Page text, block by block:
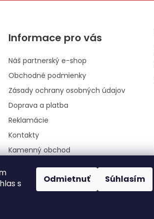
s
Odmietnuť Súhlasím
Informace pro vás
Náš partnerský e-shop
Obchodné podmienky
Zásady ochrany osobných údajov
Doprava a platba
Reklamácie
Kontakty
Kamenný obchod
Moja objednávka